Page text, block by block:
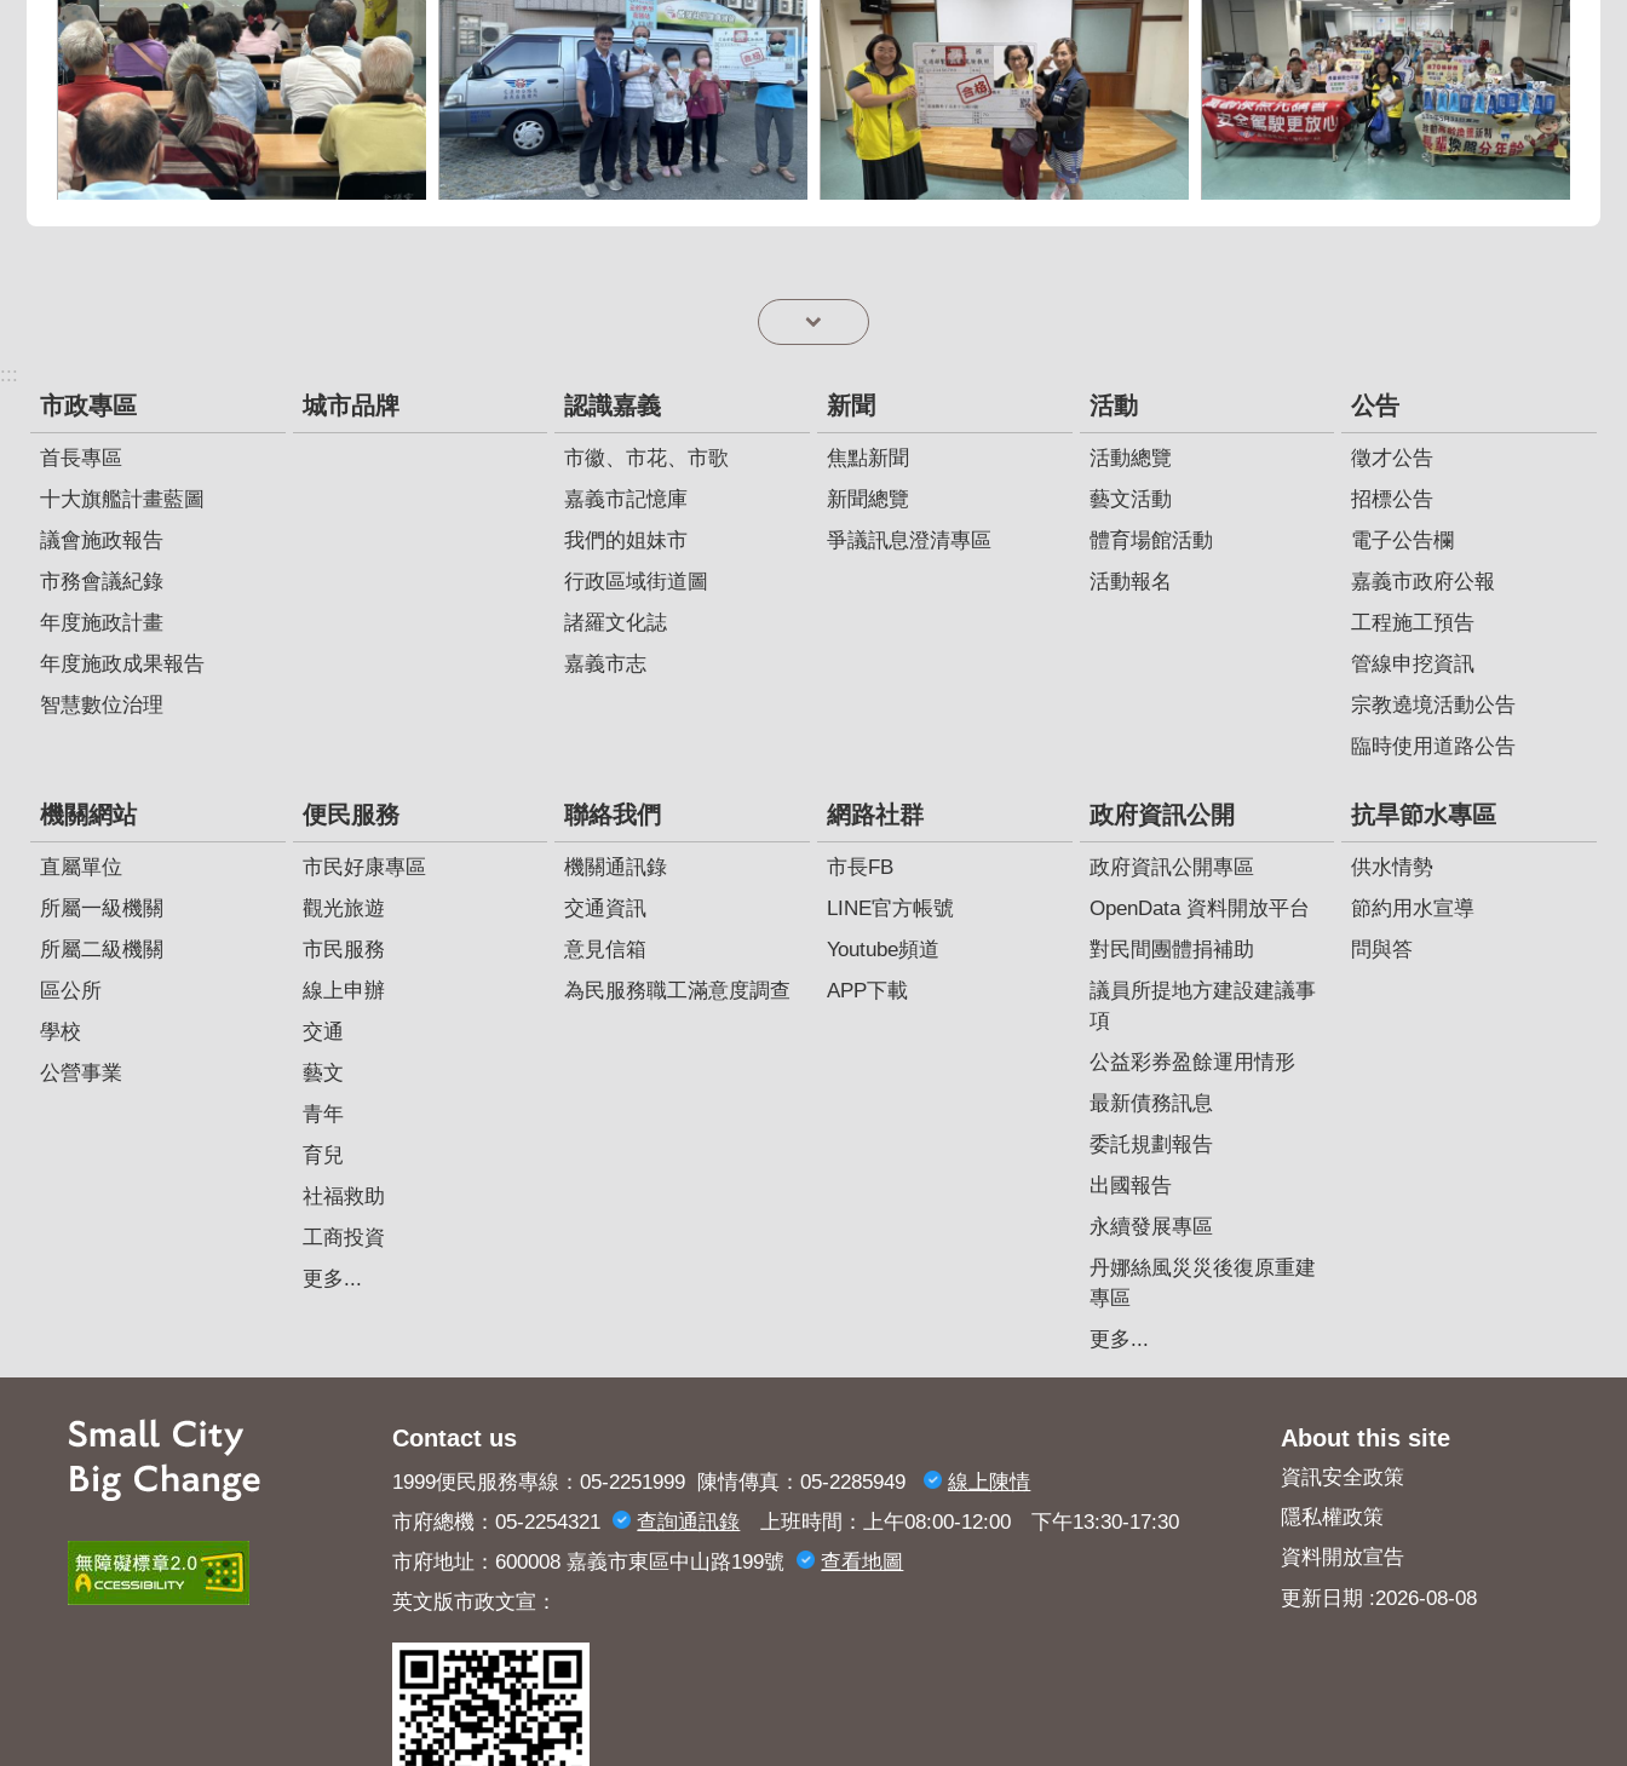
:::
市政專區
首長專區
十大旗艦計畫藍圖
議會施政報告
市務會議紀錄
年度施政計畫
年度施政成果報告
智慧數位治理
城市品牌 認識嘉義
市徽、市花、市歌
嘉義市記憶庫
我們的姐妹市
行政區域街道圖
諸羅文化誌
嘉義市志
新聞
焦點新聞
新聞總覽
爭議訊息澄清專區
活動
活動總覽
藝文活動
體育場館活動
活動報名
公告
徵才公告
招標公告
電子公告欄
嘉義市政府公報
工程施工預告
管線申挖資訊
宗教遶境活動公告
臨時使用道路公告
機關網站
直屬單位
所屬一級機關
所屬二級機關
區公所
學校
公營事業
便民服務
市民好康專區
觀光旅遊
市民服務
線上申辦
交通
藝文
青年
育兒
社福救助
工商投資
更多...
聯絡我們
機關通訊錄
交通資訊
意見信箱
為民服務職工滿意度調查
網路社群
市長FB
LINE官方帳號
Youtube頻道
APP下載
政府資訊公開
政府資訊公開專區
OpenData 資料開放平台
對民間團體捐補助
議員所提地方建設建議事
項
公益彩券盈餘運用情形
最新債務訊息
委託規劃報告
出國報告
永續發展專區
丹娜絲風災災後復原重建
專區
更多...
抗旱節水專區
供水情勢
節約用水宣導
問與答
Contact us
1999便民服務專線：05-2251999 陳情傳真：05-2285949
線上陳情
市府總機：05-2254321
查詢​通訊錄 上班時間：上午08:00-12:00 下午13:30-17:30
市府地址：600008 嘉義市東區中山路199號
查看地圖
英文版市政文宣：
About this site
資訊安全政策
隱私權政策
資料開放宣告
更新日期
2026-08-08